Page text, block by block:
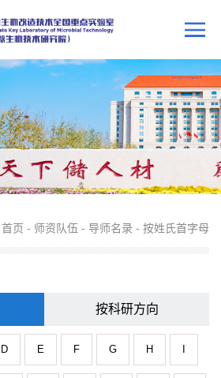
首页 - 师资队伍 - 导师名录 - 按姓氏首字母
按科研方向
D E F G H